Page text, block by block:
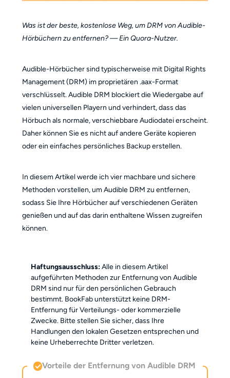
Was ist der beste, kostenlose Weg, um DRM von Audible-
Hörbüchern zu entfernen? — Ein Quora-Nutzer.
Audible-Hörbücher sind typischerweise mit Digital Rights
Management (DRM) im proprietären .aax-Format
verschlüsselt. Audible DRM blockiert die Wiedergabe auf
vielen universellen Playern und verhindert, dass das
Hörbuch als normale, verschiebbare Audiodatei erscheint.
Daher können Sie es nicht auf andere Geräte kopieren
oder ein einfaches persönliches Backup erstellen.
In diesem Artikel werde ich vier machbare und sichere
Methoden vorstellen, um Audible DRM zu entfernen,
sodass Sie Ihre Hörbücher auf verschiedenen Geräten
genießen und auf das darin enthaltene Wissen zugreifen
können.
Haftungsausschluss:Alle in diesem Artikel
aufgeführten Methoden zur Entfernung von Audible
DRM sind nur für den persönlichen Gebrauch
bestimmt. BookFab unterstützt keine DRM-
Entfernung für Verteilungs- oder kommerzielle
Zwecke. Bitte stellen Sie sicher, dass Ihre
Handlungen den lokalen Gesetzen entsprechen und
keine Urheberrechte Dritter verletzen.
Vorteile der Entfernung von Audible DRM